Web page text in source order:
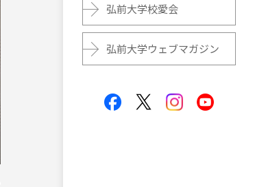
弘前大学校愛会
弘前大学ウェブマガジン